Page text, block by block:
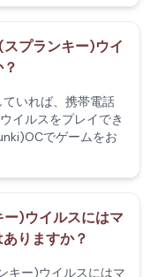
プランキー)ウイ
いれば、携帯電話
イルスをプレイでき
でゲームをお
)ウイルスにはマ
りますか？
キー)ウイルスにはマ